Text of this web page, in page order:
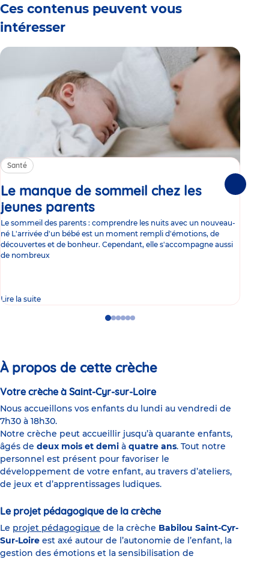
Ces contenus peuvent vous
intéresser
Santé
Le manque de sommeil chez les
jeunes parents
Le sommeil des parents : comprendre les nuits avec un nouveau-
né L'arrivée d'un bébé est un moment rempli d'émotions, de
découvertes et de bonheur. Cependant, elle s'accompagne aussi
de nombreux
Lire la suite
GoGoGoGo
GoGo
À propos de cette crèche
Votre crèche à Saint-Cyr-sur-Loire
Nous accueillons vos enfants du lundi au vendredi de
7h30 à 18h30.
Notre crèche peut accueillir jusqu’à quarante enfants,
âgés de deux mois et demi à quatre ans. Tout notre
personnel est présent pour favoriser le
développement de votre enfant, au travers d’ateliers,
de jeux et d’apprentissages ludiques.
Le projet pédagogique de la crèche
Le projet pédagogique de la crèche Babilou Saint-Cyr-
Sur-Loire est axé autour de l’autonomie de l’enfant, la
gestion des émotions et la sensibilisation de